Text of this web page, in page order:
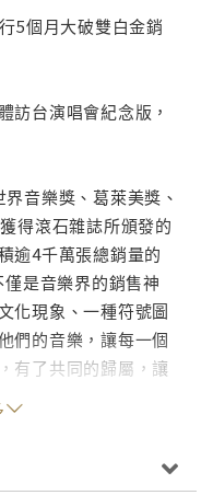
5個月大破雙白金銷
台演唱會紀念版，
音樂獎、葛萊美獎、
得滾石雜誌所頒發的
逾4千萬張總銷量的
是音樂界的銷售神
化現象、一種符號圖
們的音樂，讓每一個
有了共同的歸屬，讓
從“混合理論
特拉
、影像、態度，為